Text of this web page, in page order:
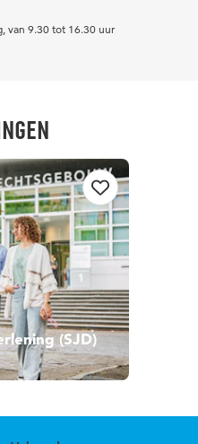
van 9.30 tot 16.30 uur
(SJD)